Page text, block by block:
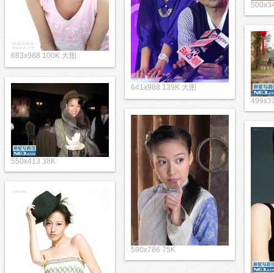
683x988 100K 大图
641x988 139K 大图
550x413 38K
590x786 75K